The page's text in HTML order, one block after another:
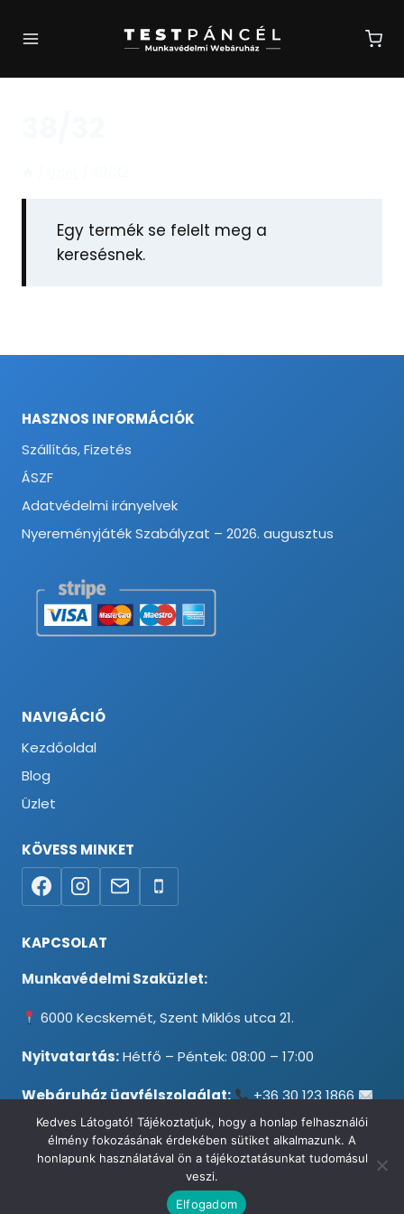
Egy termék se felelt meg a
keresésnek.
HASZNOS INFORMÁCIÓK
Szállítás, Fizetés
ÁSZF
Adatvédelmi irányelvek
Nyereményjáték Szabályzat – 2026. augusztus
NAVIGÁCIÓ
Kezdőoldal
Blog
Üzlet
KÖVESS MINKET
KAPCSOLAT
Munkavédelmi Szaküzlet:
6000 Kecskemét, Szent Miklós utca 21.
Nyitvatartás:Hétfő – Péntek: 08:00 – 17:00
Webáruház ügyfélszolgálat:
+36 30 123 1866
info@testpancel.hu
© 2026 Munkavédelmi és Ruházati Webáruház - Minden jog
Kedves Látogató! Tájékoztatjuk, hogy a honlap felhasználói
élmény fokozásának érdekében sütiket alkalmazunk. A
honlapunk használatával ön a tájékoztatásunkat tudomásul
veszi.
Elfogadom